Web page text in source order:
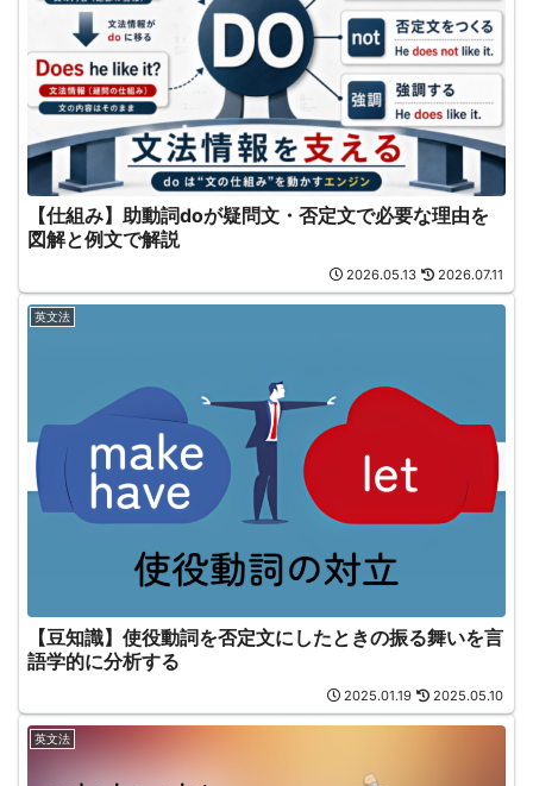
【仕組み】助動詞doが疑問文・否定文で必要な理由を
図解と例文で解説
2026.05.13 2026.07.11
英文法
【豆知識】使役動詞を否定文にしたときの振る舞いを言
語学的に分析する
2025.01.19 2025.05.10
英文法